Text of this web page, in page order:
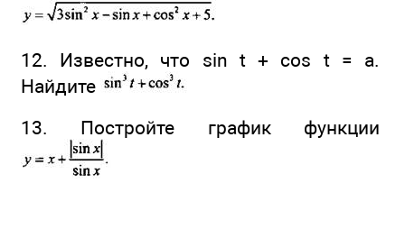
12. Известно, что sin t + cos t = a.
Найдите
13. Постройте график функции